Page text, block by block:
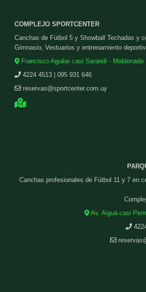
COMPLEJO SPORTCENTER
Canchas de Fútbol 5 y Showball Techadas y
Gimnasio, Vestuarios y entrenamiento
Francisco Aguilar casi Sarandí - Maldonado
4224 4513 | 095 931 646
reservas@sportcenter.com.uy
Canchas profesionales de Fútbol 11 y 7 en
Av. Aiguá casi